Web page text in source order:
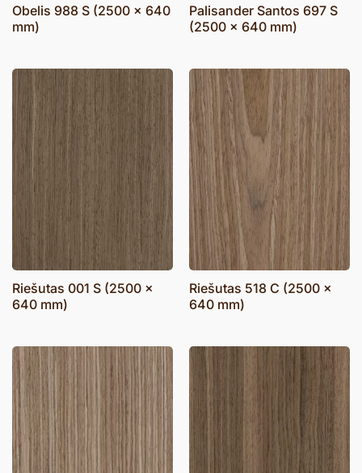
Obelis 988 S (2500 x 640
mm)
Palisander Santos 697 S
(2500 x 640 mm)
Riešutas 001 S (2500 x
640 mm)
Riešutas 518 C (2500 x
640 mm)